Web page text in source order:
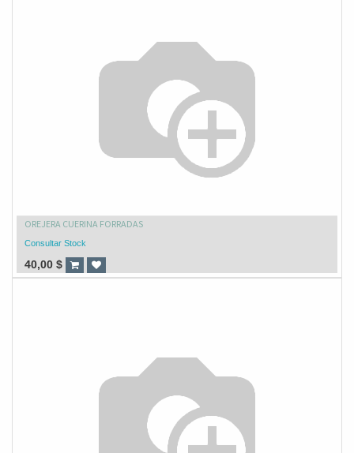
OREJERA CUERINA FORRADAS
Consultar Stock
40,00 $